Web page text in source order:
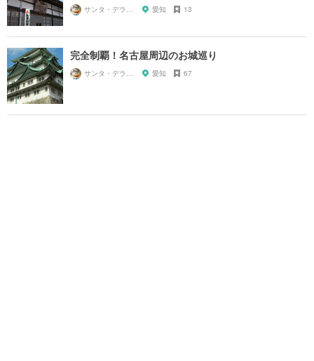
サンタ・デラックス 愛知 13
完全制覇！名古屋周辺のお城巡り
サンタ・デラックス 愛知 67